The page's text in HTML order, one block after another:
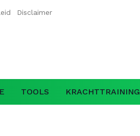
Disclaimer
TOOLS KRACHTTRAINING